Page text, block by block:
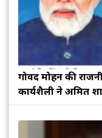
गोविंद मोहन की
कार्यशैली ने अमित